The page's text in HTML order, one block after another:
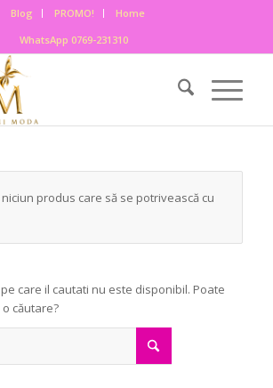
Blog PROMO!
Home
WhatsApp 0769-231310
produs care să se potrivească cu
care il cautati nu este disponibil. Poate
căutare?